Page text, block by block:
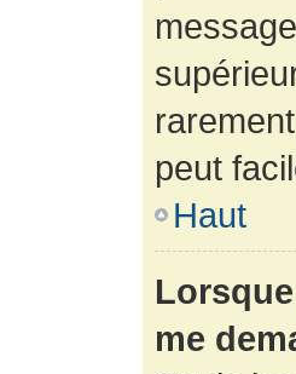
peut
Haut
me